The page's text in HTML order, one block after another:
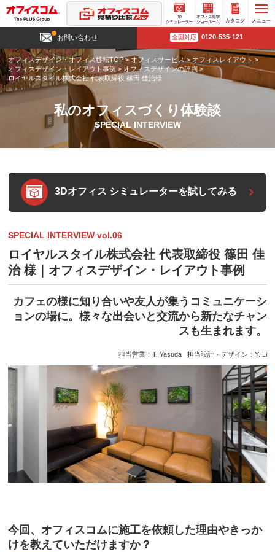
3D
シミュ
レータ
ー
オフィ
ス見学
ショー
ルーム
お問い合わせ 全国対応 0120-535-121
オフィスデザイン・オフィス移転TOP> オフィスサービス> オフィスレイアウト >
オフィスデザイン・レイアウト事例 > オフィスデザインの評判 >
ロイヤルスタイル株式会社 代表取締役 篠田 佳治様
私のオフィスづくり体験談
SPECIAL INTERVIEW
3Dオフィス シミュレーターを試してみる
SPECIAL INTERVIEW vol.06
ロイヤルスタイル株式会社 代表取締役 篠田 佳
治 様｜オフィスデザイン・レイアウト事例
カフェの様に知り合いや友人が集うコミュニケーシ
ョンの場に。様々な出会いと交流から新たなチャン
スも生まれます。
担当営業：T. Yasuda 担当設計・デザイン：Y. Li
今回、オフィスコムに施工を依頼した理由やきっか
けを教えていただけますか？